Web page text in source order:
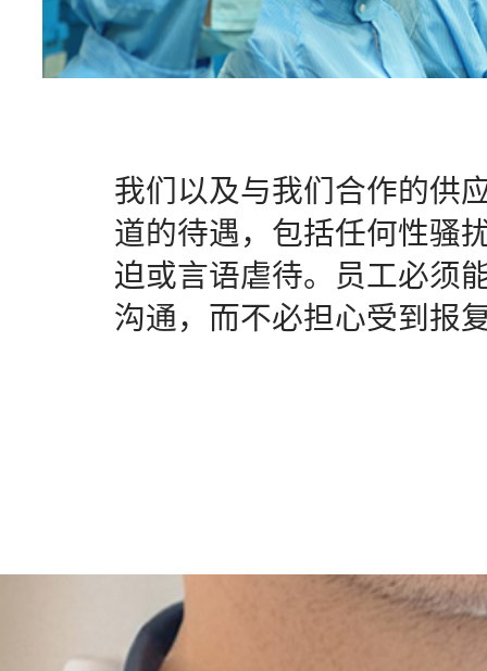
我们以及与我们合作的供
道的待遇，包括任何性骚
迫或言语虐待。员工必须
沟通，而不必担心受到报